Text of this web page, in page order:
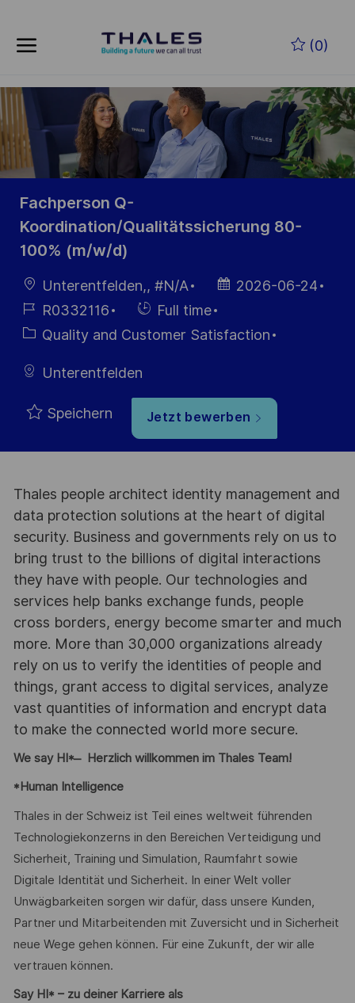
(0)
-
Fachperson Q-
Koordination/Qualitätssicherung 80-
100% (m/w/d)
Ort Unterentfelden,, #N/A
Datum der
Veröffentlichung
2026-06-24
Job-
ID
R0332116 Einstellunngstyp
Full time
Kategorie
Quality and Customer Satisfaction
Unterentfelden
Speichern Jetzt bewerben
Thales people architect identity management and
data protection solutions at the heart of digital
security. Business and governments rely on us to
bring trust to the billions of digital interactions
they have with people. Our technologies and
services help banks exchange funds, people
cross borders, energy become smarter and much
more. More than 30,000 organizations already
rely on us to verify the identities of people and
things, grant access to digital services, analyze
vast quantities of information and encrypt data
to make the connected world more secure.
We say HI* ̶ Herzlich willkommen im Thales Team!
*Human Intelligence
Thales in der Schweiz ist Teil eines weltweit führenden
Technologiekonzerns in den Bereichen Verteidigung und
Sicherheit, Training und Simulation, Raumfahrt sowie
Digitale Identität und Sicherheit. In einer Welt voller
Unwägbarkeiten sorgen wir dafür, dass unsere Kunden,
Partner und Mitarbeitenden mit Zuversicht und in Sicherheit
neue Wege gehen können. Für eine Zukunft, der wir alle
vertrauen können.
Say HI* – zu deiner Karriere als